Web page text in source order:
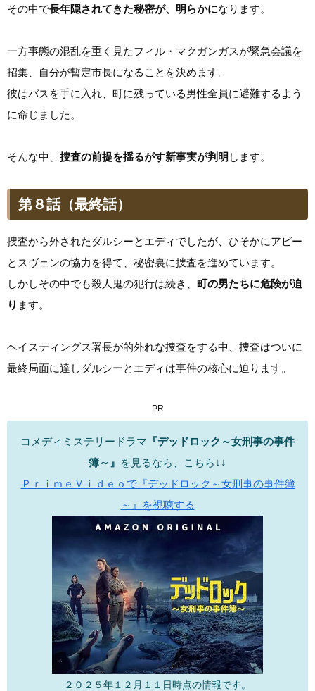
その中で長年隠されてきた秘密が、明らかになります。
一方事態の混乱を重く見たフィル・マクガンガスが緊急会議を
招集、自分が暫定市長になることを決めます。
彼はバスを手に入れ、町に残っている男性全員に避難するよう
に命じました。
そんな中、 捜査の前提を揺るがす新事実が判明 します。
第８話（最終話）
捜査から外されたダルシーとエディでしたが、ひそかにアビー
とスヴェンの協力を得て、秘密裏に捜査を進めています。
しかしその中でも殺人鬼の犯行は続き、 町の男たちに危険が迫
り ます。
ヘイスティングス署長が的外れな捜査をする中、捜査はついに
最終局面に達しダルシーとエディは事件の核心に迫ります。
PR
コメディミステリードラマ 『デッドロック～女刑事の事件
簿～』 を見るなら、こちら↓↓
ＰｒｉｍｅＶｉｄｅｏで『デッドロック～女刑事の事件簿
～』を視聴する
２０２５年１２月１１日時点の情報です。